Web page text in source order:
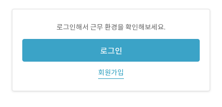
로그인해서 근무 환경을 확인해보세요.
로그인
회원가입